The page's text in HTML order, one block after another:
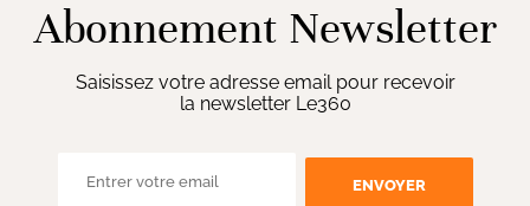
Abonnement Newsletter
Saisissez votre adresse email pour recevoir
la newsletter Le360
ENVOYER